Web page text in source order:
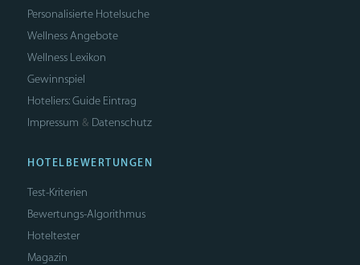
Personalisierte Hotelsuche
Wellness Angebote
Wellness Lexikon
Gewinnspiel
Hoteliers: Guide Eintrag
Impressum & Datenschutz
HOTELBEWERTUNGEN
Test-Kriterien
Bewertungs-Algorithmus
Hoteltester
Magazin